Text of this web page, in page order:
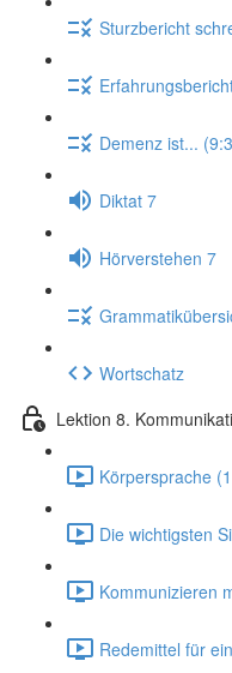
Sturzbericht
Demenz ist...
Diktat 7
Hörverstehen 7
Wortschatz
Lektion 8.
Körpersprache
Die wichtigsten
Kommunizieren
Redemittel für